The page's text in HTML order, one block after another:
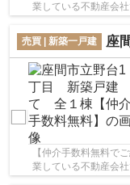
業している不動産会
売買 | 新築一戸建
座間
【仲介手数料無料で
業している不動産会